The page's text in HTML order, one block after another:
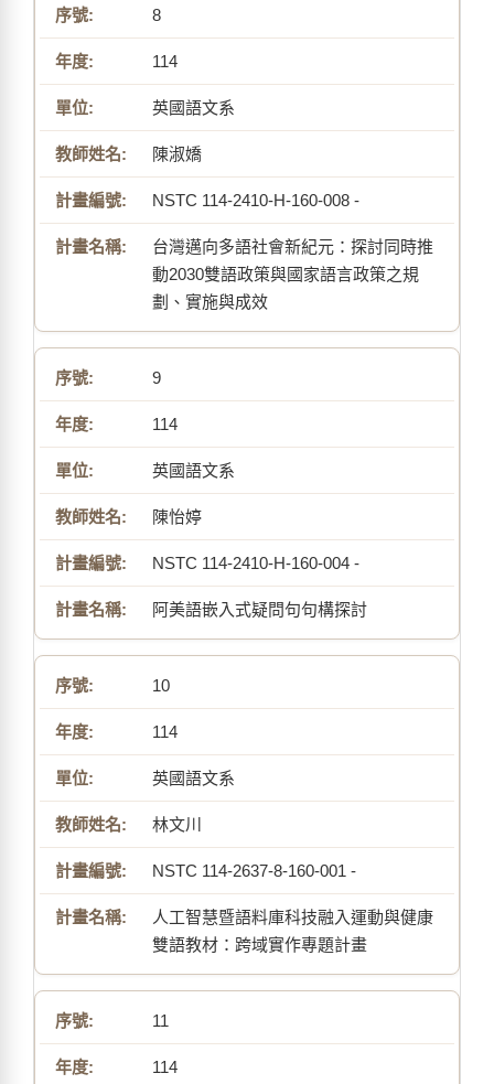
8
114
英國語文系
陳淑嬌
NSTC 114-2410-H-160-008 -
台灣邁向多語社會新紀元：探討同時推
動2030雙語政策與國家語言政策之規
劃、實施與成效
9
114
英國語文系
陳怡婷
NSTC 114-2410-H-160-004 -
阿美語嵌入式疑問句句構探討
10
114
英國語文系
林文川
NSTC 114-2637-8-160-001 -
人工智慧暨語料庫科技融入運動與健康
雙語教材：跨域實作專題計畫
11
114